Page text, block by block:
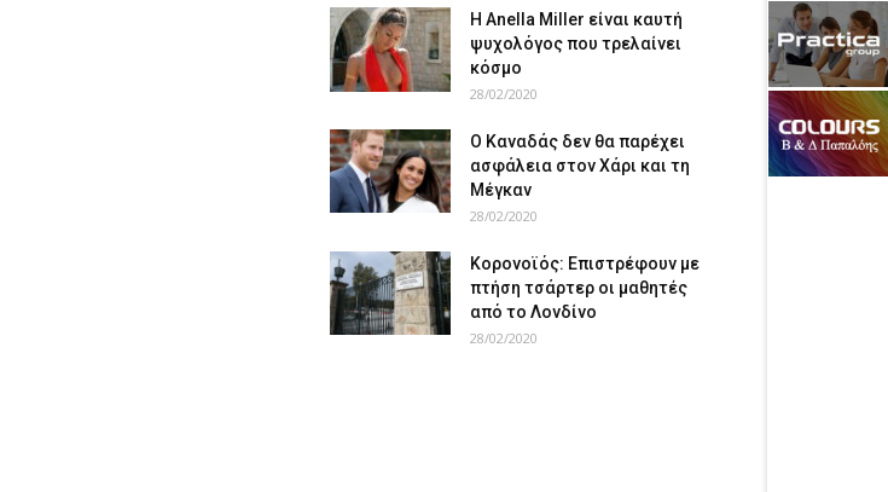
Η Anella Miller είναι καυτή
ψυχολόγος που τρελαίνει
κόσμο
28/02/2020
Ο Καναδάς δεν θα παρέχει
ασφάλεια στον Χάρι και τη
Μέγκαν
28/02/2020
Κορονοϊός: Επιστρέφουν με
πτήση τσάρτερ οι μαθητές
από το Λονδίνο
28/02/2020